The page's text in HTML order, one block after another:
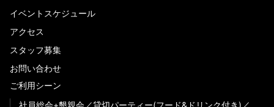
イベントスケジュール
アクセス
スタッフ募集
お問い合わせ
ご利用シーン
社員総会+懇親会
貸切パーティー(フード&ドリンク付き)